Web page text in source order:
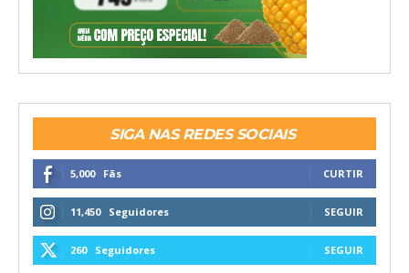
SIGA NAS REDES SOCIAIS
5,000 Fãs CURTIR
11,450 Seguidores SEGUIR
260 Seguidores SEGUIR